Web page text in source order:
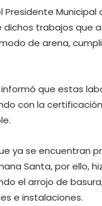
Presidente
dichos trabajos que
de arena,
informó que estas
con la
ya se encuentran
Santa, por ello,
el arrojo de
e instalaciones.